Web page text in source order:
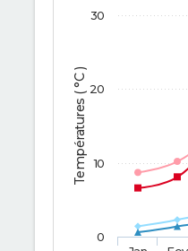
Températures ( °C )
0
10
20
30